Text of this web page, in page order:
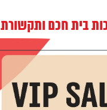
בית חכם ותקשורת